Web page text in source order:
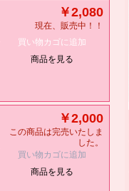
￥2,080
現在、販売中！！
買い物カゴに追加
商品を見る
￥2,000
この商品は完売いたしま
した。
買い物カゴに追加
商品を見る